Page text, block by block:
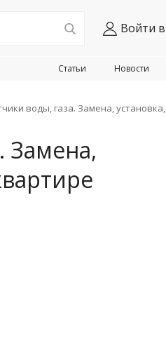
Войти
Новости
Статьи
воды, газа. Замена,
Замена,